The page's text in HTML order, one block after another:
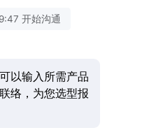
开始沟通
以输入所需产品
络，为您选型报